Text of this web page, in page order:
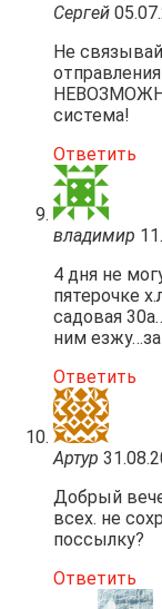
Сергей
Не
система!
Ответить
владимир
4 дня не
пятерочке
садовая
ним
Ответить
Артур
Добрый
всех. не
поссылку?
Ответить